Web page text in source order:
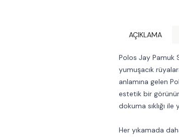
AÇIKLAMA
Polos Jay Pamuk
yumuşacık
anlamına gelen
estetik bir
dokuma sıklığı ile
Her yıkamada